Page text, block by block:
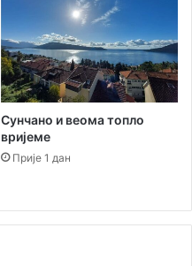
Сунчано и веома топло
вријеме
Прије 1 дан